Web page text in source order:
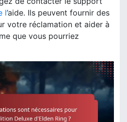
l’aide. Ils peuvent fournir des
votre réclamation et aider à
que vous pourriez